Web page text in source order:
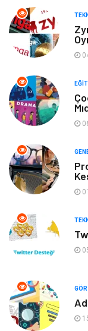
Güzellik & Bakım
Emlak
Finans & Ekonomi
Domain
Makaleler
Programlama
hizmetlerimiz